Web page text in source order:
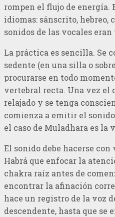
rompen el flujo de energía.
idiomas: sánscrito, hebreo,
sonidos de las vocales
La práctica es sencilla. Se
sedente (en una silla o
procurarse en todo
vertebral recta. Una vez el
relajado y se tenga
comienza a emitir el
el caso de Muladhara es la
El sonido debe hacerse
Habrá que enfocar la
chakra raíz antes de
encontrar la afinación
hace un registro de la voz
descendente, hasta que se